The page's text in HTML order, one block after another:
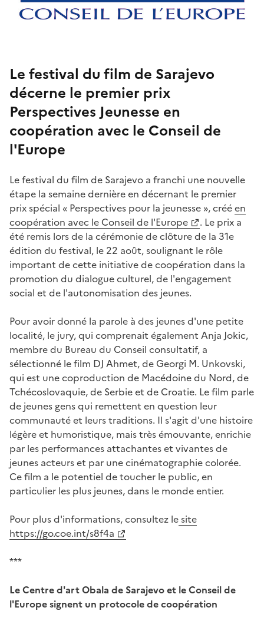
Le festival du film de Sarajevo
décerne le premier prix
Perspectives Jeunesse en
coopération avec le Conseil de
l'Europe
Le festival du film de Sarajevo a franchi une nouvelle
étape la semaine dernière en décernant le premier
prix spécial « Perspectives pour la jeunesse », crééen
coopération avec le Conseil de l'Europe
. Le prix a
été remis lors de la cérémonie de clôture de la 31e
édition du festival, le 22 août, soulignant le rôle
important de cette initiative de coopération dans la
promotion du dialogue culturel, de l'engagement
social et de l'autonomisation des jeunes.
Pour avoir donné la parole à des jeunes d'une petite
localité, le jury, qui comprenait également Anja Jokic,
membre du Bureau du Conseil consultatif, a
sélectionné le film DJ Ahmet, de Georgi M. Unkovski,
qui est une coproduction de Macédoine du Nord, de
Tchécoslovaquie, de Serbie et de Croatie. Le film parle
de jeunes gens qui remettent en question leur
communauté et leurs traditions. Il s'agit d'une histoire
légère et humoristique, mais très émouvante, enrichie
par les performances attachantes et vivantes de
jeunes acteurs et par une cinématographie colorée.
Ce film a le potentiel de toucher le public, en
particulier les plus jeunes, dans le monde entier.
Pour plus d'informations, consultez lesite
https://go.coe.int/s8f4a
***
Le Centre d'art Obala de Sarajevo et le Conseil de
l'Europe signent un protocole de coopération